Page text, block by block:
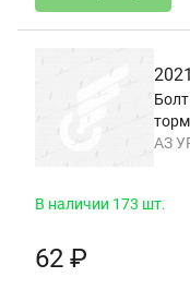
АЗ
В наличии 173 шт.
62 ₽